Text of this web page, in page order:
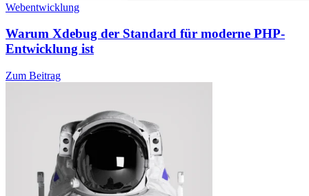
Webentwicklung
Warum Xdebug der Standard für moderne PHP-
Entwicklung ist
Zum Beitrag